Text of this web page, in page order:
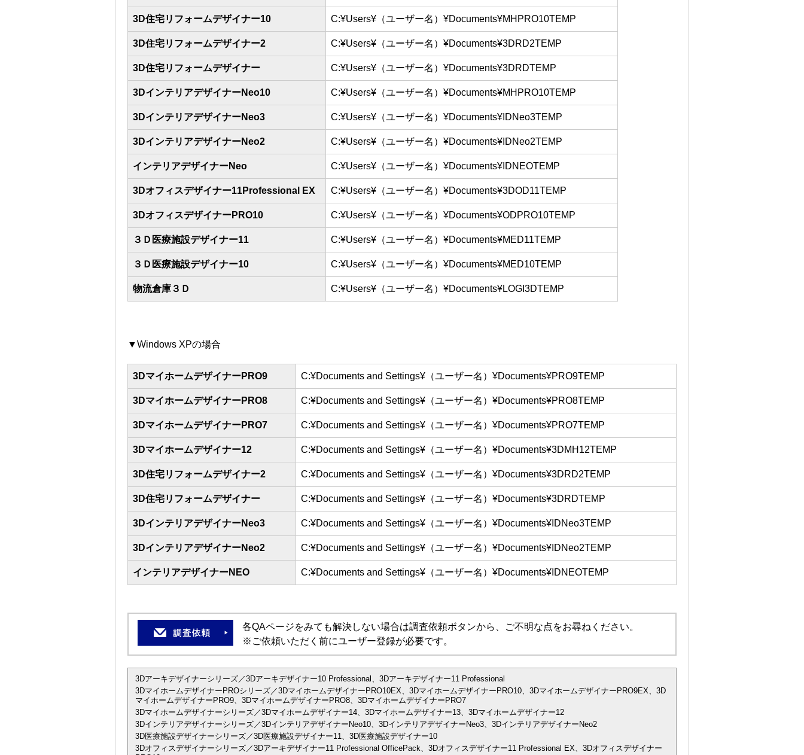
3D住宅リフォームデザイナー10 C:¥Users¥（ユーザー名）¥Documents¥MHPRO10TEMP
3D住宅リフォームデザイナー2 C:¥Users¥（ユーザー名）¥Documents¥3DRD2TEMP
3D住宅リフォームデザイナー C:¥Users¥（ユーザー名）¥Documents¥3DRDTEMP
3DインテリアデザイナーNeo10 C:¥Users¥（ユーザー名）¥Documents¥MHPRO10TEMP
3DインテリアデザイナーNeo3 C:¥Users¥（ユーザー名）¥Documents¥IDNeo3TEMP
3DインテリアデザイナーNeo2 C:¥Users¥（ユーザー名）¥Documents¥IDNeo2TEMP
インテリアデザイナーNeo C:¥Users¥（ユーザー名）¥Documents¥IDNEOTEMP
3Dオフィスデザイナー11Professional EX C:¥Users¥（ユーザー名）¥Documents¥3DOD11TEMP
3DオフィスデザイナーPRO10 C:¥Users¥（ユーザー名）¥Documents¥ODPRO10TEMP
３Ｄ医療施設デザイナー11 C:¥Users¥（ユーザー名）¥Documents¥MED11TEMP
３Ｄ医療施設デザイナー10 C:¥Users¥（ユーザー名）¥Documents¥MED10TEMP
物流倉庫３Ｄ C:¥Users¥（ユーザー名）¥Documents¥LOGI3DTEMP
▼Windows XPの場合
3DマイホームデザイナーPRO9 C:¥Documents and Settings¥（ユーザー名）¥Documents¥PRO9TEMP
3DマイホームデザイナーPRO8 C:¥Documents and Settings¥（ユーザー名）¥Documents¥PRO8TEMP
3DマイホームデザイナーPRO7 C:¥Documents and Settings¥（ユーザー名）¥Documents¥PRO7TEMP
3Dマイホームデザイナー12 C:¥Documents and Settings¥（ユーザー名）¥Documents¥3DMH12TEMP
3D住宅リフォームデザイナー2 C:¥Documents and Settings¥（ユーザー名）¥Documents¥3DRD2TEMP
3D住宅リフォームデザイナー C:¥Documents and Settings¥（ユーザー名）¥Documents¥3DRDTEMP
3DインテリアデザイナーNeo3 C:¥Documents and Settings¥（ユーザー名）¥Documents¥IDNeo3TEMP
3DインテリアデザイナーNeo2 C:¥Documents and Settings¥（ユーザー名）¥Documents¥IDNeo2TEMP
インテリアデザイナーNEO C:¥Documents and Settings¥（ユーザー名）¥Documents¥IDNEOTEMP
各QAページをみても解決しない場合は調査依頼ボタンから、ご不明な点をお尋ねください。
※ご依頼いただく前にユーザー登録が必要です。
3Dアーキデザイナーシリーズ／3Dアーキデザイナー10 Professional、3Dアーキデザイナー11 Professional
3DマイホームデザイナーPROシリーズ／3DマイホームデザイナーPRO10EX、3DマイホームデザイナーPRO10、3DマイホームデザイナーPRO9EX、3D
マイホームデザイナーPRO9、3DマイホームデザイナーPRO8、3DマイホームデザイナーPRO7
3Dマイホームデザイナーシリーズ／3Dマイホームデザイナー14、3Dマイホームデザイナー13、3Dマイホームデザイナー12
3Dインテリアデザイナーシリーズ／3DインテリアデザイナーNeo10、3DインテリアデザイナーNeo3、3DインテリアデザイナーNeo2
3D医療施設デザイナーシリーズ／3D医療施設デザイナー11、3D医療施設デザイナー10
3Dオフィスデザイナーシリーズ／3Dアーキデザイナー11 Professional OfficePack、3Dオフィスデザイナー11 Professional EX、3Dオフィスデザイナー